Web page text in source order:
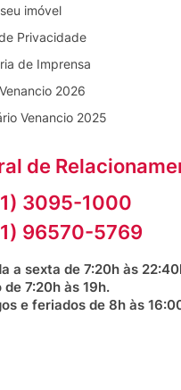
imóvel
Privacidade
de Imprensa
2026
Venancio 2025
de
3095-1000
96570-5769
a sexta de 7:20h às
de 7:20h às 19h.
e feriados de 8h às